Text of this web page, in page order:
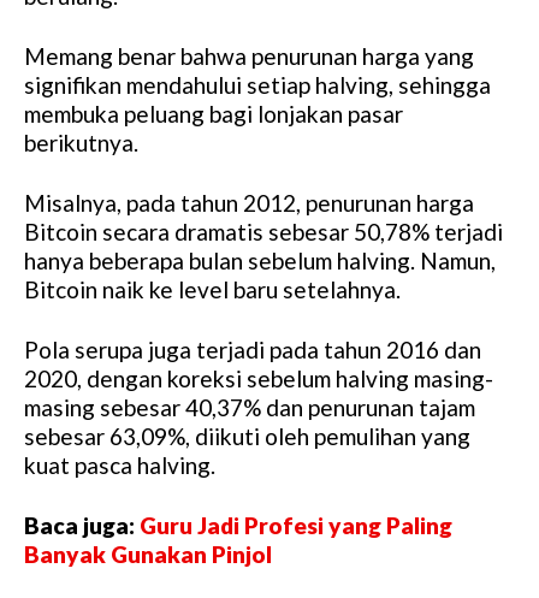
Memang benar bahwa penurunan harga yang
signifikan mendahului setiap halving, sehingga
membuka peluang bagi lonjakan pasar
berikutnya.
Misalnya, pada tahun 2012, penurunan harga
Bitcoin secara dramatis sebesar 50,78% terjadi
hanya beberapa bulan sebelum halving. Namun,
Bitcoin naik ke level baru setelahnya.
Pola serupa juga terjadi pada tahun 2016 dan
2020, dengan koreksi sebelum halving masing-
masing sebesar 40,37% dan penurunan tajam
sebesar 63,09%, diikuti oleh pemulihan yang
kuat pasca halving.
Baca juga: Guru Jadi Profesi yang Paling
Banyak Gunakan Pinjol